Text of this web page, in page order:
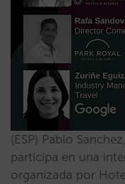
(ESP) Pablo
participa en una
organizada por